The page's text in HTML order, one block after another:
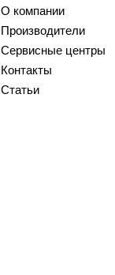
О компании
Производители
Сервисные центры
Контакты
Статьи